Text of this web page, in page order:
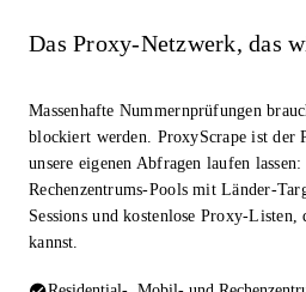
Das Proxy-Netzwerk, das
Massenhafte Nummernprüfungen
blockiert werden. ProxyScrape ist der
unsere eigenen Abfragen laufen
Rechenzentrums-Pools mit Länder-
Sessions und kostenlose Proxy-
kannst.